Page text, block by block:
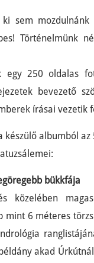
ki sem
Történelmünk
egy 250 oldalas
bevezető
írásai vezetik
készülő albumból
bükkfája
közelében
mint 6 méteres
akad